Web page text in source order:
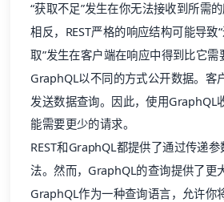
“获取不足”发生在你无法接收到所需的
相反，REST严格的响应结构可能导致
取”发生在客户端在响应中得到比它需
GraphQL以不同的方式公开数据。客
发送数据查询。因此，使用GraphQL
能需要更少的请求。
REST和GraphQL都提供了通过传递
法。然而，GraphQL的查询提供了更
GraphQL作为一种查询语言，允许你